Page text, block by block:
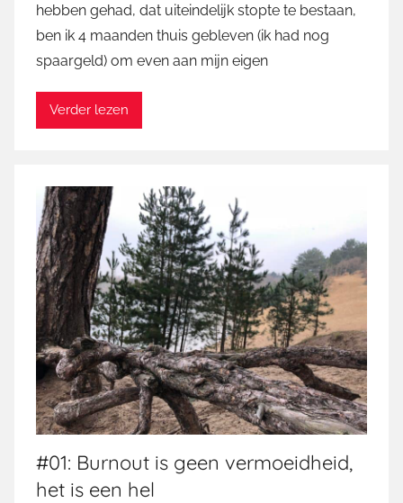
M
a
r
hebben gehad, dat uiteindelijk stopte te bestaan,
ben ik 4 maanden thuis gebleven (ik had nog
spaargeld) om even aan mijn eigen
Verder lezen
#01: Burnout is geen vermoeidheid,
het is een hel